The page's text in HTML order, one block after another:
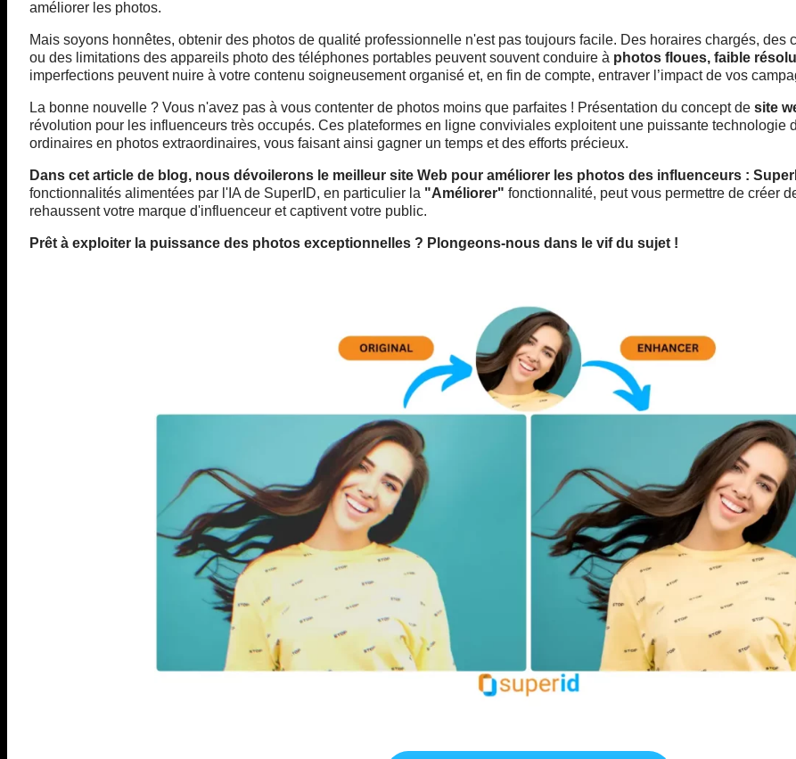
améliorer les photos.
Mais soyons honnêtes, obtenir des photos de qualité professionnelle n'est pas toujours facile. Des horaires chargés, des
ou des limitations des appareils photo des téléphones portables peuvent souvent conduire à photos floues, faible
imperfections peuvent nuire à votre contenu soigneusement organisé et, en fin de compte, entraver l’impact de vos
La bonne nouvelle ? Vous n'avez pas à vous contenter de photos moins que parfaites ! Présentation du concept de site
révolution pour les influenceurs très occupés. Ces plateformes en ligne conviviales exploitent une puissante technologie
ordinaires en photos extraordinaires, vous faisant ainsi gagner un temps et des efforts précieux.
Dans cet article de blog, nous dévoilerons le meilleur site Web pour améliorer les photos des influenceurs :
fonctionnalités alimentées par l'IA de SuperID, en particulier la "Améliorer" fonctionnalité, peut vous permettre de créer
rehaussent votre marque d'influenceur et captivent votre public.
Prêt à exploiter la puissance des photos exceptionnelles ? Plongeons-nous dans le vif du sujet !